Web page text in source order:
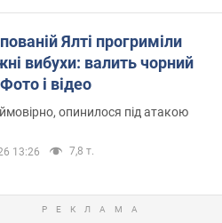
Ялті прогриміли
вибухи: валить чорний
і відео
опинилося під атакою
13:26 7,8 т.